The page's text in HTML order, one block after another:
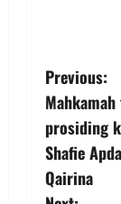
Previous:
prosiding
Shafie
Qairina